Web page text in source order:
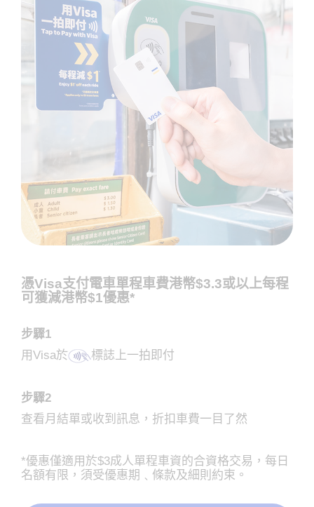
憑Visa支付電車單程車費港幣$3.3或以上每程
可獲減港幣$1優惠*
步驟1
用Visa於
標誌上一拍即付
步驟2
查看月結單或收到訊息，折扣車費一目了然
*優惠僅適用於$3成人單程車資的合資格交易，每日
名額有限，須受優惠期﹑條款及細則約束。